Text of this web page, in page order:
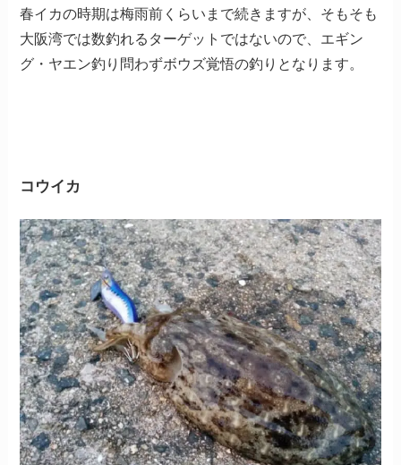
春イカの時期は梅雨前くらいまで続きますが、そもそも
大阪湾では数釣れるターゲットではないので、エギン
グ・ヤエン釣り問わずボウズ覚悟の釣りとなります。
コウイカ